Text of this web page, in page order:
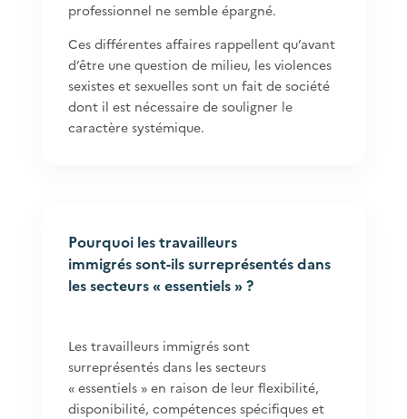
professionnel ne semble épargné.
Ces différentes affaires rappellent qu’avant
d’être une question de milieu, les violences
sexistes et sexuelles sont un fait de société
dont il est nécessaire de souligner le
caractère systémique.
Pourquoi les travailleurs
immigrés sont-ils surreprésentés dans
les secteurs « essentiels » ?
Les travailleurs immigrés sont
surreprésentés dans les secteurs
« essentiels » en raison de leur flexibilité,
disponibilité, compétences spécifiques et